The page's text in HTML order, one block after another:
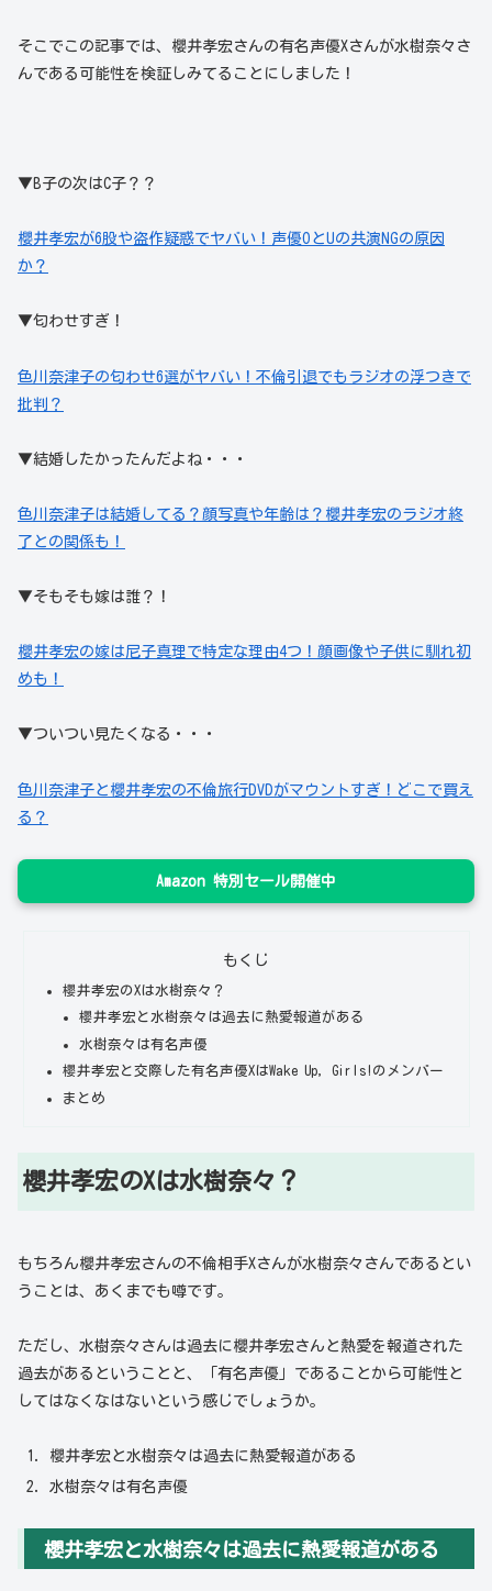
そこでこの記事では、櫻井孝宏さんの有名声優Xさんが水樹奈々さ
んである可能性を検証しみてることにしました！
▼B子の次はC子？？
櫻井孝宏が6股や盗作疑惑でヤバい！声優OとUの共演NGの原因
か？
▼匂わせすぎ！
色川奈津子の匂わせ6選がヤバい！不倫引退でもラジオの浮つきで
批判？
▼結婚したかったんだよね・・・
色川奈津子は結婚してる？顔写真や年齢は？櫻井孝宏のラジオ終
了との関係も！
▼そもそも嫁は誰？！
櫻井孝宏の嫁は尼子真理で特定な理由4つ！顔画像や子供に馴れ初
めも！
▼ついつい見たくなる・・・
色川奈津子と櫻井孝宏の不倫旅行DVDがマウントすぎ！どこで買え
る？
Amazon 特別セール開催中
もくじ
櫻井孝宏のXは水樹奈々？
櫻井孝宏と水樹奈々は過去に熱愛報道がある
水樹奈々は有名声優
櫻井孝宏と交際した有名声優XはWake Up, Girls!のメンバー
まとめ
櫻井孝宏のXは水樹奈々？
もちろん櫻井孝宏さんの不倫相手Xさんが水樹奈々さんであるとい
うことは、あくまでも噂です。
ただし、水樹奈々さんは過去に櫻井孝宏さんと熱愛を報道された
過去があるということと、「有名声優」であることから可能性と
してはなくなはないという感じでしょうか。
櫻井孝宏と水樹奈々は過去に熱愛報道がある
水樹奈々は有名声優
櫻井孝宏と水樹奈々は過去に熱愛報道がある